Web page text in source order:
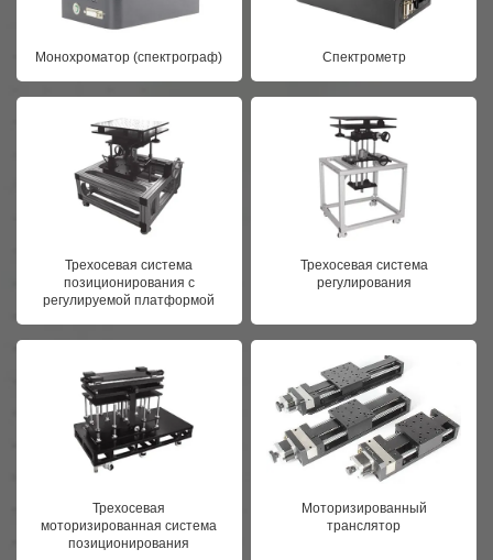
Монохроматор (спектрограф) Спектрометр
Трехосевая система
позиционирования с
регулируемой платформой
Трехосевая система
регулирования
Трехосевая
моторизированная система
позиционирования
Моторизированный
транслятор